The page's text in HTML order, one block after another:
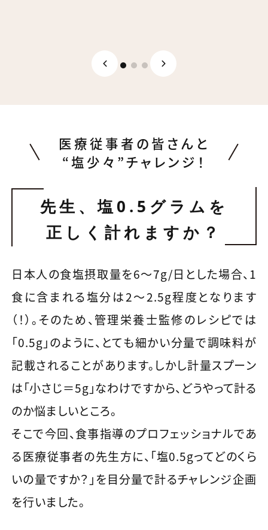
医療従事者の皆さんと
“塩少々”チャレンジ！
先生、塩0.5グラムを
正しく計れますか？
日本人の食塩摂取量を6〜7g/日とした場合、1
食に含まれる塩分は2〜2.5g程度となります
（！）。そのため、管理栄養士監修のレシピでは
「0.5g」のように、とても細かい分量で調味料が
記載されることがあります。しかし計量スプーン
は「小さじ＝5g」なわけですから、どうやって計る
のか悩ましいところ。
そこで今回、食事指導のプロフェッショナルであ
る医療従事者の先生方に、「塩0.5gってどのくら
いの量ですか？」を目分量で計るチャレンジ企画
を行いました。